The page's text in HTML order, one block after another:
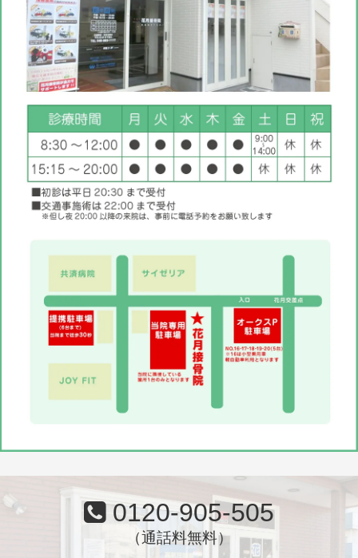
0120-905-505
（通話料無料）